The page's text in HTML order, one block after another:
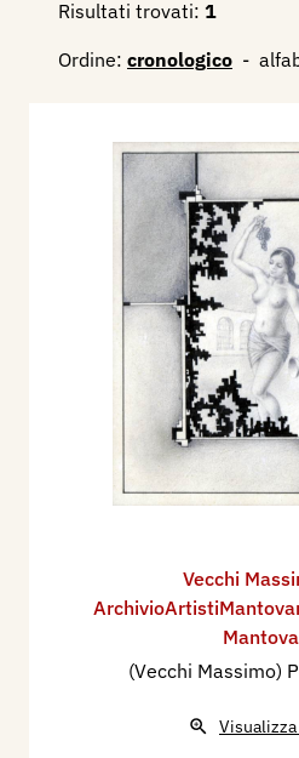
Risultati trovati: 1
Ordine: cronologico -
Vecchi
(Vecchi Massimo)